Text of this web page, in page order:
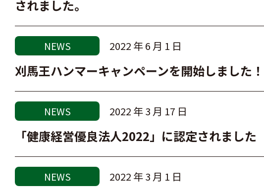
されました。
NEWS 2022 年 6 月 1 日
刈馬王ハンマーキャンペーンを開始しました！
NEWS 2022 年 3 月 17 日
「健康経営優良法人2022」に認定されました
NEWS 2022 年 3 月 1 日